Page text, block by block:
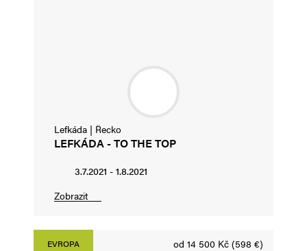
Lefkáda | Řecko
LEFKÁDA - TO THE TOP
3.7.2021 - 1.8.2021
Zobrazit
EVROPA od 14 500 Kč (598 €)